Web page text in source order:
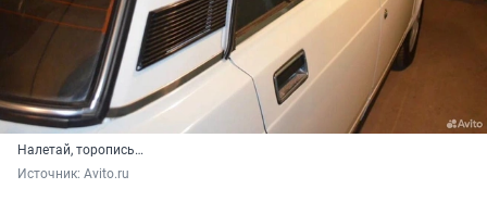
Налетай, торопись…
Источник: Avito.ru